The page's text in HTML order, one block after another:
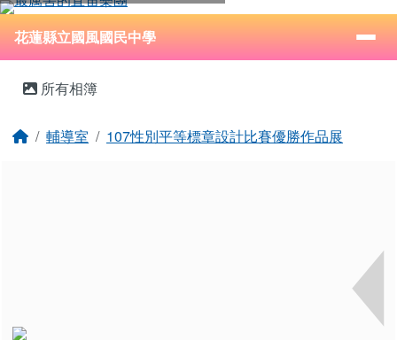
跳至主內容區
花蓮縣立國風國民中學
⏸
導覽列
花蓮縣立國風國民中學
所有相簿
回首頁
輔導室 107性別平等標章設計比賽優勝作品展